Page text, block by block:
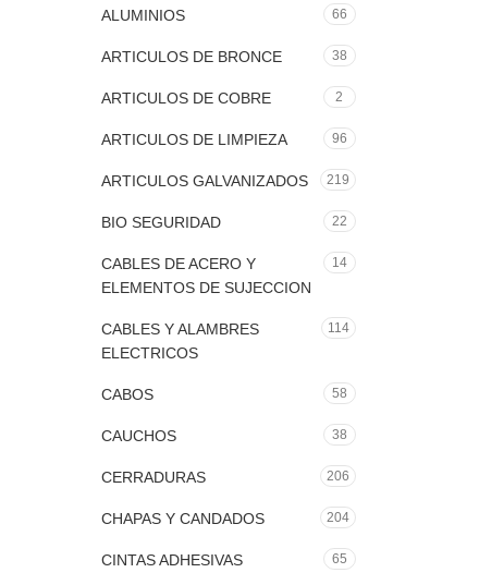
ALUMINIOS 66
ARTICULOS DE BRONCE 38
ARTICULOS DE COBRE 2
ARTICULOS DE LIMPIEZA 96
ARTICULOS GALVANIZADOS 219
BIO SEGURIDAD 22
CABLES DE ACERO Y
ELEMENTOS DE SUJECCION
14
CABLES Y ALAMBRES
ELECTRICOS
114
CABOS 58
CAUCHOS 38
CERRADURAS 206
CHAPAS Y CANDADOS 204
CINTAS ADHESIVAS 65